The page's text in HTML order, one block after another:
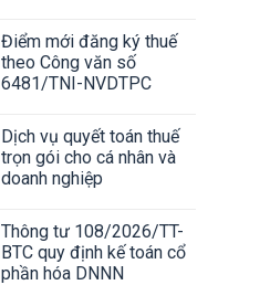
Điểm mới đăng ký thuế
theo Công văn số
6481/TNI-NVDTPC
Dịch vụ quyết toán thuế
trọn gói cho cá nhân và
doanh nghiệp
Thông tư 108/2026/TT-
BTC quy định kế toán cổ
phần hóa DNNN